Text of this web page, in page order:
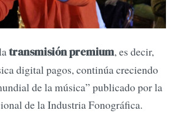
transmisión premium, es decir,
digital pagos, continúa creciendo
de la música” publicado por la
de la Industria Fonográfica.